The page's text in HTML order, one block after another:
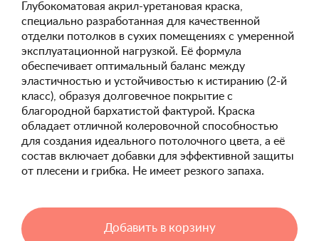
Глубокоматовая акрил-уретановая краска,
специально разработанная для качественной
отделки потолков в сухих помещениях с умеренной
эксплуатационной нагрузкой. Её формула
обеспечивает оптимальный баланс между
эластичностью и устойчивостью к истиранию (2-й
класс), образуя долговечное покрытие с
благородной бархатистой фактурой. Краска
обладает отличной колеровочной способностью
для создания идеального потолочного цвета, а её
состав включает добавки для эффективной защиты
от плесени и грибка. Не имеет резкого запаха.
Добавить в корзину